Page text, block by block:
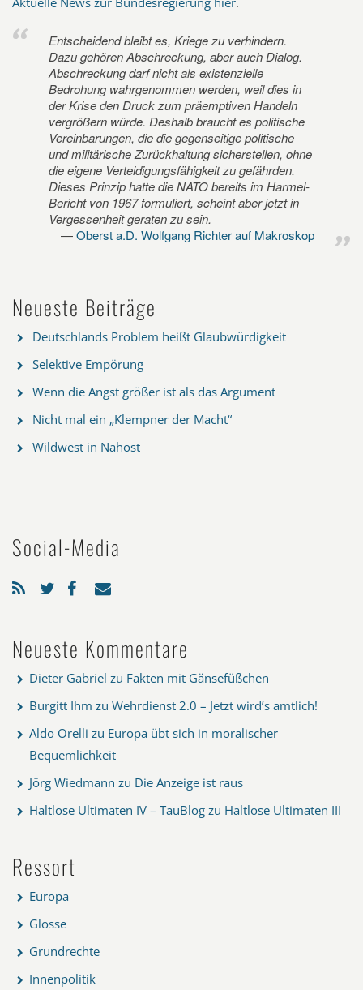
Entscheidend bleibt es, Kriege zu verhindern.
Dazu gehören Abschreckung, aber auch Dialog.
Abschreckung darf nicht als existenzielle
Bedrohung wahrgenommen werden, weil dies in
der Krise den Druck zum präemptiven Handeln
vergrößern würde. Deshalb braucht es politische
Vereinbarungen, die die gegenseitige politische
und militärische Zurückhaltung sicherstellen, ohne
die eigene Verteidigungsfähigkeit zu gefährden.
Dieses Prinzip hatte die NATO bereits im Harmel-
Bericht von 1967 formuliert, scheint aber jetzt in
Vergessenheit geraten zu sein.
Oberst a.D. Wolfgang Richter auf Makroskop
Neueste Beiträge
Deutschlands Problem heißt Glaubwürdigkeit
Selektive Empörung
Wenn die Angst größer ist als das Argument
Nicht mal ein „Klempner der Macht“
Wildwest in Nahost
Social-Media
Neueste Kommentare
Dieter Gabriel zu Fakten mit Gänsefüßchen
Burgitt Ihm zu Wehrdienst 2.0 – Jetzt wird’s amtlich!
Aldo Orelli zu Europa übt sich in moralischer
Bequemlichkeit
Jörg Wiedmann zu Die Anzeige ist raus
Haltlose Ultimaten IV – TauBlog zu Haltlose Ultimaten III
Ressort
Europa
Glosse
Grundrechte
Innenpolitik